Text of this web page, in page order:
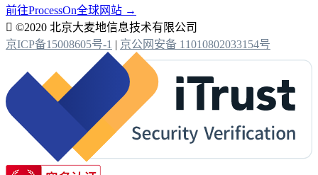
前往ProcessOn全球网站 →
 ©2020 北京大麦地信息技术有限公司
京ICP备15008605号-1 | 京公网安备 11010802033154号